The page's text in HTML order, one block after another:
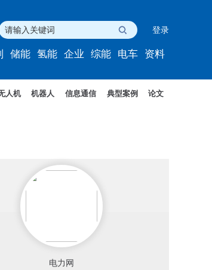
登录
储能 氢能 企业 综能 电车 资料
人机 机器人 信息通信 典型案例 论文
电力网